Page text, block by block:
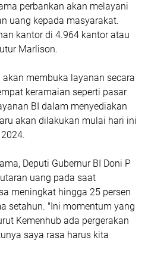
perbankan akan melayani
uang kepada masyarakat.
kantor di 4.964 kantor atau
Marlison.
membuka layanan secara
keramaian seperti pasar
BI dalam menyediakan
akan dilakukan mulai hari ini
Deputi Gubernur BI Doni P
uang pada saat
meningkat hingga 25 persen
setahun. "Ini momentum yang
Kemenhub ada pergerakan
saya rasa harus kita